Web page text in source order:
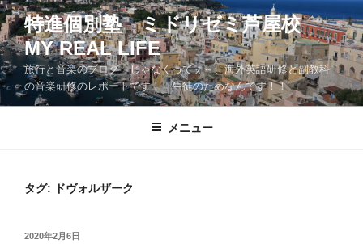
コ
ン
テ
ン
ツ
へ
特進個別塾 ミドリゼミ芦屋校
MY REAL LIFE
旅行と音楽のブログ じゃなくってぇ～、海外英語研修と副教科
の音楽研修のレポートです！ 生徒のためなんです！！
メニュー
タグ: ドヴォルザーク
投
2020年2月6日